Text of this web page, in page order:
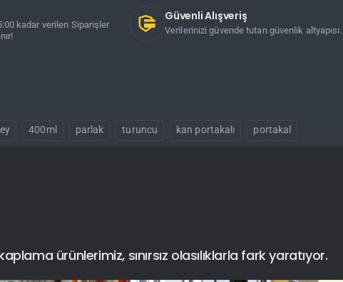
kadar verilen Siparişler
Güvenli Alışveriş
Verilerinizi güvende tutan güvenlik altyapısı.
400ml parlak turuncu kan portakalı portakal
ürünlerimiz, sınırsız olasılıklarla fark yaratıyor.